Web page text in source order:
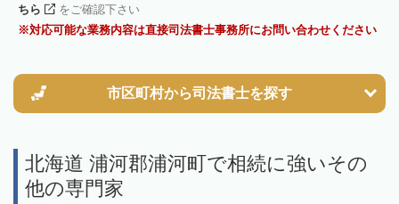
ちら
をご確認下さい
対応可能な業務内容は直接司法書士事務所にお問い合わせください
市区町村から司法書士を探す
北海道 浦河郡浦河町で相続に強いその
他の専門家